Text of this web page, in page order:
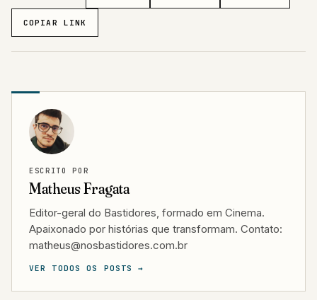
COPIAR LINK
ESCRITO POR
Matheus Fragata
Editor-geral do Bastidores, formado em Cinema.
Apaixonado por histórias que transformam. Contato:
matheus@nosbastidores.com.br
VER TODOS OS POSTS →